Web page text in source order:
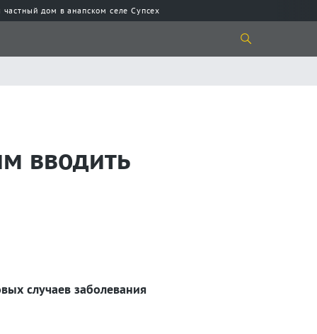
дом в анапском селе Супсех
вводить
случаев заболевания